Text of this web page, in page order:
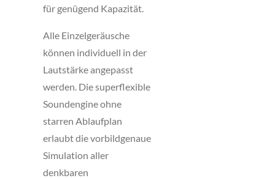
für genügend Kapazität.
Alle Einzelgeräusche
können individuell in der
Lautstärke angepasst
werden. Die superflexible
Soundengine ohne
starren Ablaufplan
erlaubt die vorbildgenaue
Simulation aller
denkbaren